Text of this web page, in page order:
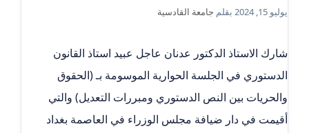
يوليو 15, 2024 بقلم جامعة القادسية
شارك الاستاذ الدكتور عدنان عاجل عبيد استاذ القانون
الدستوري في الجلسة الحوارية الموسومة بـ (الحقوق
والحريات بين النص الدستوري ومبررات التعديل) والتي
أقيمت في دار ضيافة مجلس الوزراء في العاصمة بغداد